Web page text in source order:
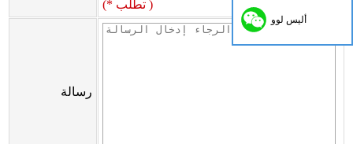
(* تطلب )
رسالة
أليس لوو